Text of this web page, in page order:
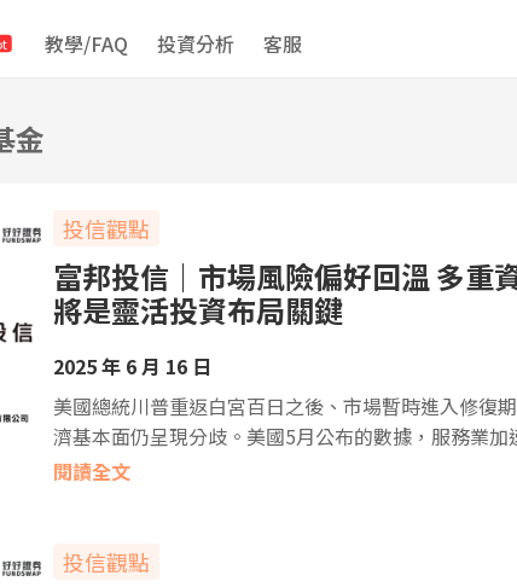
教學/FAQ 投資分析 客服
金
投信觀點
富邦投信｜市場風險偏好回溫 多重
將是靈活投資布局關鍵
2025 年 6 月 16 日
美國總統川普重返白宮百日之後、市場暫時進入修復
濟基本面仍呈現分歧。美國5月公布的數據，服務業
閱讀全文
投信觀點